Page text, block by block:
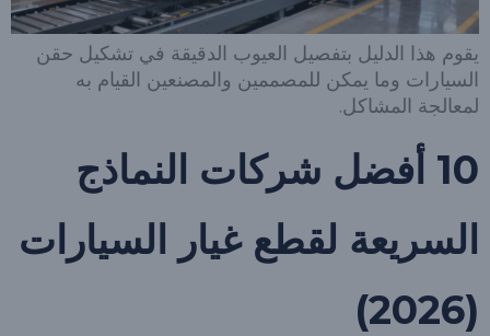
يقوم هذا الدليل بتفصيل العيوب الدقيقة في تشكيل حقن
السيارات وما يمكن للمصممين والمصنعين القيام به
لمعالجة المشاكل.
10 أفضل شركات النماذج
السريعة لقطع غيار السيارات
(2026)